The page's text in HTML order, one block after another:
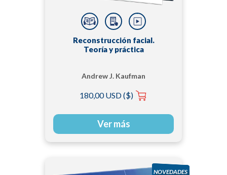
Reconstrucción facial.
Teoría y práctica
Andrew J. Kaufman
180,00 USD ($)
Ver más